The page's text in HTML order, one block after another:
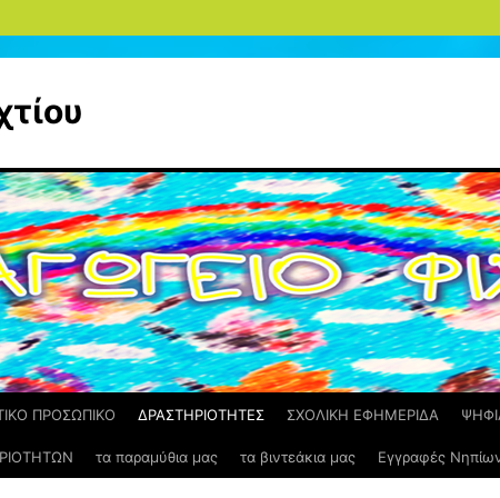
ΠΡΟΣΩΠΙΚΟ ΔΡΑΣΤΗΡΙΟΤΗΤΕΣ ΣΧΟΛΙΚΗ ΕΦΗΜΕΡΙΔΑ
τα παραμύθια μας τα βιντεάκια μας Εγγραφές